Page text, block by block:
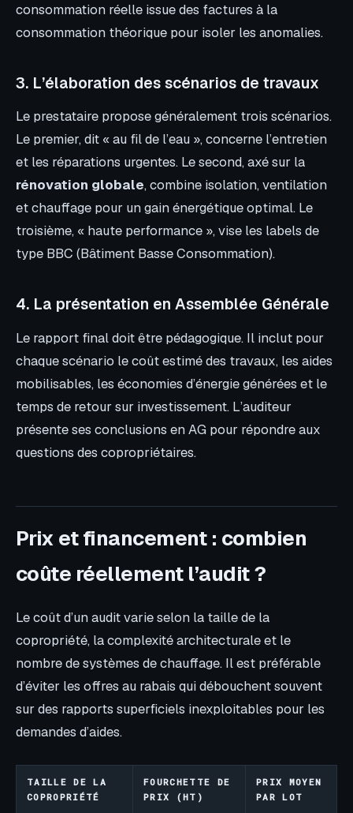
consommation réelle issue des factures à la
consommation théorique pour isoler les anomalies.
3. L’élaboration des scénarios de travaux
Le prestataire propose généralement trois scénarios.
Le premier, dit « au fil de l’eau », concerne l’entretien
et les réparations urgentes. Le second, axé sur la
rénovation globale, combine isolation, ventilation
et chauffage pour un gain énergétique optimal. Le
troisième, « haute performance », vise les labels de
type BBC (Bâtiment Basse Consommation).
4. La présentation en Assemblée Générale
Le rapport final doit être pédagogique. Il inclut pour
chaque scénario le coût estimé des travaux, les aides
mobilisables, les économies d’énergie générées et le
temps de retour sur investissement. L’auditeur
présente ses conclusions en AG pour répondre aux
questions des copropriétaires.
Prix et financement : combien
coûte réellement l’audit ?
Le coût d’un audit varie selon la taille de la
copropriété, la complexité architecturale et le
nombre de systèmes de chauffage. Il est préférable
d’éviter les offres au rabais qui débouchent souvent
sur des rapports superficiels inexploitables pour les
demandes d’aides.
TAILLE DE LA
COPROPRIÉTÉ
FOURCHETTE DE
PRIX (HT)
PRIX MOYEN
PAR LOT